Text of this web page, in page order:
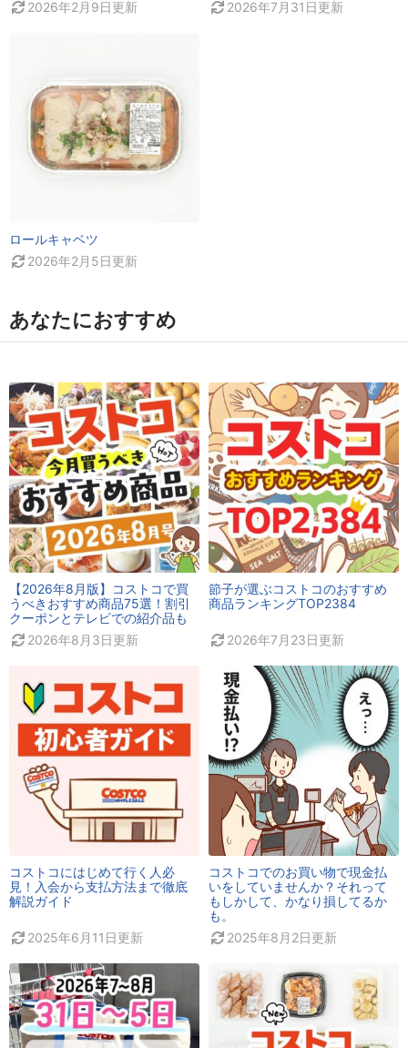
2026年2月9日更新 2026年7月31日更新
ロールキャベツ
2026年2月5日更新
あなたにおすすめ
【2026年8月版】コストコで買
うべきおすすめ商品75選！割引
クーポンとテレビでの紹介品も
2026年8月3日更新
節子が選ぶコストコのおすすめ
商品ランキングTOP2384
2026年7月23日更新
コストコにはじめて行く人必
見！入会から支払方法まで徹底
解説ガイド
2025年6月11日更新
コストコでのお買い物で現金払
いをしていませんか？それって
もしかして、かなり損してるか
も。
2025年8月2日更新